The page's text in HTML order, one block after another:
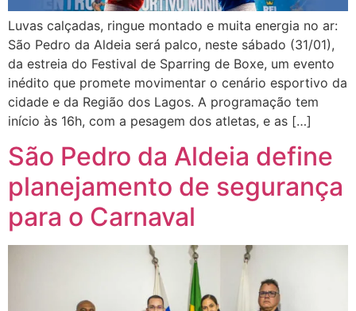
Luvas calçadas, ringue montado e muita energia no ar:
São Pedro da Aldeia será palco, neste sábado (31/01),
da estreia do Festival de Sparring de Boxe, um evento
inédito que promete movimentar o cenário esportivo da
cidade e da Região dos Lagos. A programação tem
início às 16h, com a pesagem dos atletas, e as […]
São Pedro da Aldeia define
planejamento de segurança
para o Carnaval